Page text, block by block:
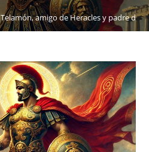
Telamón, amigo de Heracles y padre de